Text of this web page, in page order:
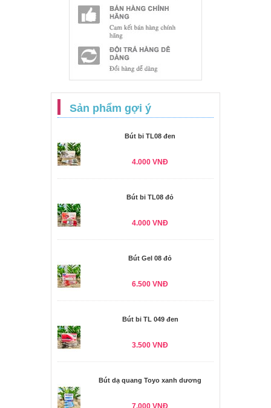
Sản phẩm gợi ý
Bút bi TL08 đen
4.000 VNĐ
Bút bi TL08 đỏ
4.000 VNĐ
Bút Gel 08 đỏ
6.500 VNĐ
Bút bi TL 049 đen
3.500 VNĐ
Bút dạ quang Toyo xanh dương